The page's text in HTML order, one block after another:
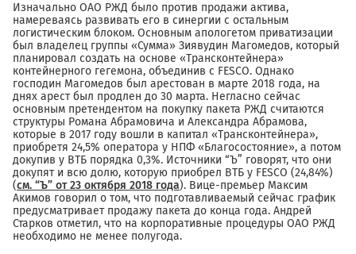
Изначально ОАО РЖД было против продажи актива,
намереваясь развивать его в синергии с остальным
логистическим блоком. Основным апологетом приватизации
был владелец группы «Сумма» Зиявудин Магомедов, который
планировал создать на основе «Трансконтейнера»
контейнерного гегемона, объединив с FESCO. Однако
господин Магомедов был арестован в марте 2018 года, на
днях арест был продлен до 30 марта. Негласно сейчас
основным претендентом на покупку пакета РЖД считаются
структуры Романа Абрамовича и Александра Абрамова,
которые в 2017 году вошли в капитал «Трансконтейнера»,
приобретя 24,5% оператора у НПФ «Благосостояние», а потом
докупив у ВТБ порядка 0,3%. Источники “Ъ” говорят, что они
докупят и всю долю, которую приобрел ВТБ у FESCO (24,84%)
(см. “Ъ” от 23 октября 2018 года). Вице-премьер Максим
Акимов говорил о том, что подготавливаемый сейчас график
предусматривает продажу пакета до конца года. Андрей
Старков отметил, что на корпоративные процедуры ОАО РЖД
необходимо не менее полугода.